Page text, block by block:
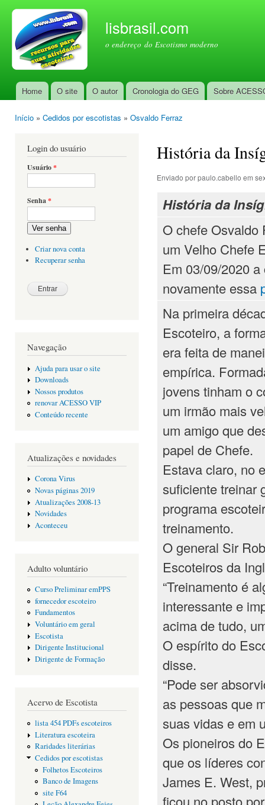
lisbrasil.com
o endereço do Escotismo moderno
Menu principal
Home O site O autor Cronologia do GEG Sobre
Início » Cedidos por escotistas » Osvaldo Ferraz
Login do usuário
Usuário*
Senha*
Ver senha
Criar nova conta
Recuperar senha
Navegação
Ajuda para usar o site
Downloads
Nossos produtos
renovar ACESSO VIP
Conteúdo recente
Atualizações e novidades
Corona Virus
Novas páginas 2019
Atualizações 2008-13
Novidades
Aconteceu
Adulto voluntário
Curso Preliminar emPPS
fornecedor escoteiro
Fundamentos
Voluntário em geral
Escotista
Dirigente Institucional
Dirigente de Formação
Acervo de Escotista
lista 454 PDFs escoteiros
Literatura escoteira
Raridades literárias
Cedidos por escotistas
Folhetos Escoteiros
Banco de Imagens
site F64
História da
Enviado porpaulo.cabello em
História da
O chefe Osvaldo
um Velho Chefe
Em 03/09/2020 a
novamente essa
Na primeira
Escoteiro, a
era feita de
empírica.
jovens tinham o
um irmão mais
um amigo que
papel de Chefe.
Estava claro, no
suficiente treinar
programa
treinamento.
O general Sir
Escoteiros da
“Treinamento é
interessante e
acima de tudo,
O espírito do
disse.
“Pode ser
as pessoas que
suas vidas e em
Os pioneiros do
que os líderes
James E. West,
ficou no posto